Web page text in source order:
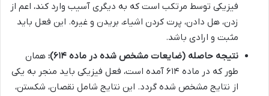
فیزیکی توسط مرتکب است که به دیگری آسیب وارد کند، اعم از
زدن، هل دادن، پرت کردن اشیاء، بریدن و غیره. این فعل باید
مثبت و ارادی باشد.
نتیجه حاصله (ضایعات مشخص شده در ماده ۶۱۴):
همان
طور که در ماده ۶۱۴ آمده است، فعل فیزیکی باید منجر به یکی
از نتایج مشخص شده گردد. این نتایج شامل نقصان، شکستن،